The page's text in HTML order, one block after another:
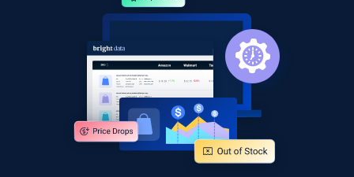
Comece agora
Amazon products global dataset
Title, Seller name, Brand, Description, Initial
price, Currency, Availability, Reviews count, and